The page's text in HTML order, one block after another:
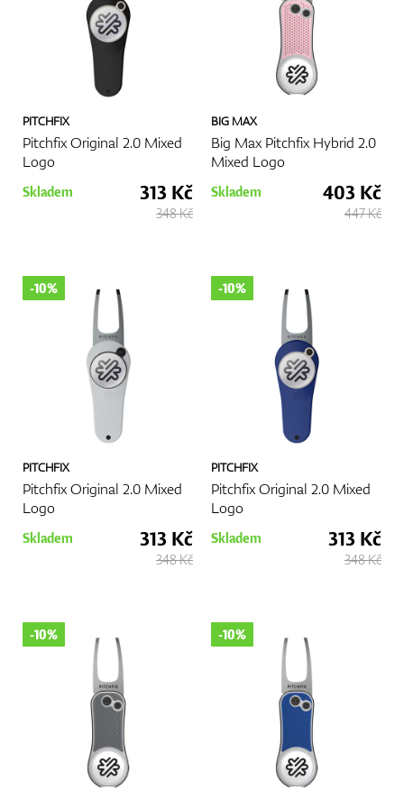
kvalitního vypichovátka je tedy rozhodnutím, které přinese
výhody při každém vašem zápase.
PITCHFIX
Pitchfix Original 2.0 Mixed
Logo
Skladem 313 Kč
348 Kč
BIG MAX
Big Max Pitchfix Hybrid 2.0
Mixed Logo
Skladem 403 Kč
447 Kč
PITCHFIX
Pitchfix Original 2.0 Mixed
Logo
-10%
Skladem 313 Kč
348 Kč
PITCHFIX
Pitchfix Original 2.0 Mixed
Logo
-10%
Skladem 313 Kč
348 Kč
-10% -10%